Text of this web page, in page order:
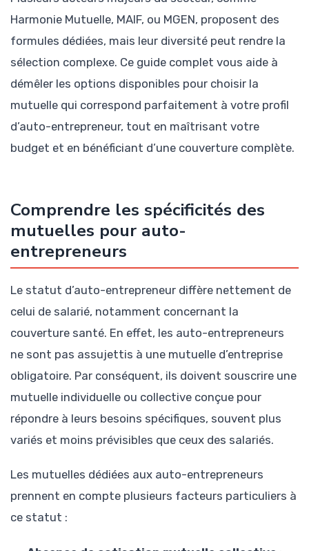
Harmonie Mutuelle, MAIF, ou MGEN, proposent des
formules dédiées, mais leur diversité peut rendre la
sélection complexe. Ce guide complet vous aide à
démêler les options disponibles pour choisir la
mutuelle qui correspond parfaitement à votre profil
d’auto-entrepreneur, tout en maîtrisant votre
budget et en bénéficiant d’une couverture complète.
Comprendre les spécificités des
mutuelles pour auto-
entrepreneurs
Le statut d’auto-entrepreneur diffère nettement de
celui de salarié, notamment concernant la
couverture santé. En effet, les auto-entrepreneurs
ne sont pas assujettis à une mutuelle d’entreprise
obligatoire. Par conséquent, ils doivent souscrire une
mutuelle individuelle ou collective conçue pour
répondre à leurs besoins spécifiques, souvent plus
variés et moins prévisibles que ceux des salariés.
Les mutuelles dédiées aux auto-entrepreneurs
prennent en compte plusieurs facteurs particuliers à
ce statut :